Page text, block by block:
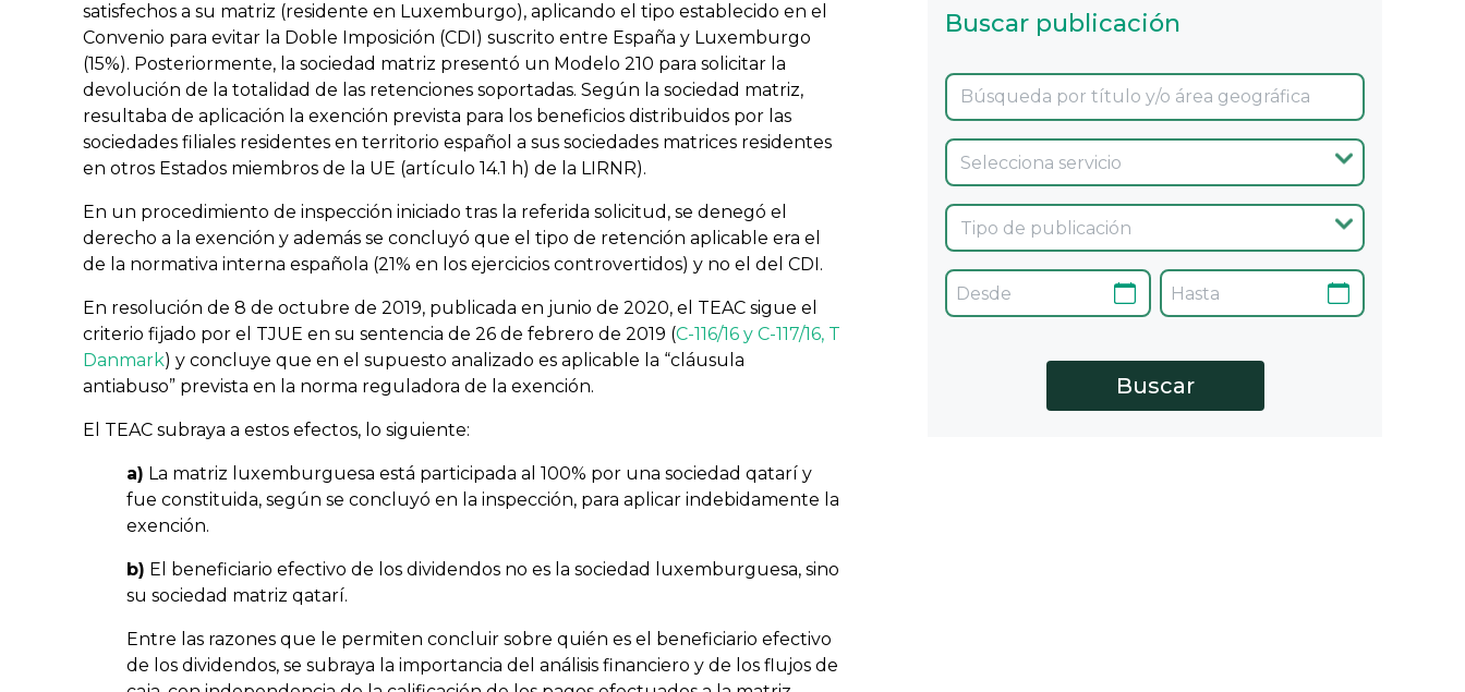
satisfechos a su matriz (residente en Luxemburgo), aplicando el tipo establecido en el
Convenio para evitar la Doble Imposición (CDI) suscrito entre España y Luxemburgo
(15%). Posteriormente, la sociedad matriz presentó un Modelo 210 para solicitar la
devolución de la totalidad de las retenciones soportadas. Según la sociedad matriz,
resultaba de aplicación la exención prevista para los beneficios distribuidos por las
sociedades filiales residentes en territorio español a sus sociedades matrices residentes
en otros Estados miembros de la UE (artículo 14.1 h) de la LIRNR).
En un procedimiento de inspección iniciado tras la referida solicitud, se denegó el
derecho a la exención y además se concluyó que el tipo de retención aplicable era el
de la normativa interna española (21% en los ejercicios controvertidos) y no el del CDI.
En resolución de 8 de octubre de 2019, publicada en junio de 2020, el TEAC sigue el
criterio fijado por el TJUE en su sentencia de 26 de febrero de 2019 (C-116/16 y C-117/16, T
Danmark) y concluye que en el supuesto analizado es aplicable la “cláusula
antiabuso” prevista en la norma reguladora de la exención.
El TEAC subraya a estos efectos, lo siguiente:
a) La matriz luxemburguesa está participada al 100% por una sociedad qatarí y
fue constituida, según se concluyó en la inspección, para aplicar indebidamente la
exención.
b) El beneficiario efectivo de los dividendos no es la sociedad luxemburguesa, sino
su sociedad matriz qatarí.
Entre las razones que le permiten concluir sobre quién es el beneficiario efectivo
de los dividendos, se subraya la importancia del análisis financiero y de los flujos de
Buscar publicación